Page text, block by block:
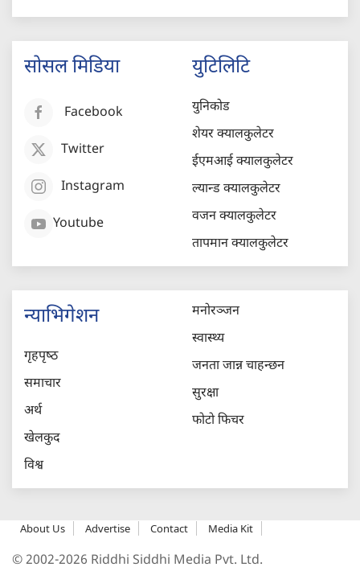
सोसल मिडिया
Facebook
Twitter
Instagram
Youtube
युटिलिटि
युनिकोड
शेयर क्यालकुलेटर
ईएमआई क्यालकुलेटर
ल्यान्ड क्यालकुलेटर
वजन क्यालकुलेटर
तापमान क्यालकुलेटर
न्याभिगेशन
गृहपृष्‍ठ
समाचार
अर्थ
खेलकुद
विश्व
मनोरञ्जन
स्वास्थ्य
जनता जान्न चाहन्छन
सुरक्षा
फोटो फिचर
About Us Advertise Contact Media Kit
© 2002-2026 Riddhi Siddhi Media Pvt. Ltd.